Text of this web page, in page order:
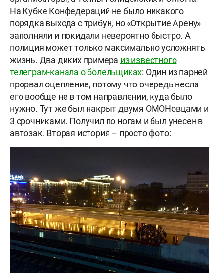
На Кубке Конфедераций не было никакого
порядка выхода с трибун, но «Открытие Арену»
заполняли и покидали невероятно быстро. А
полиция может только максимально усложнять
жизнь. Два диких примера из известного
телеграм-канала о болельщиках: Один из парней
прорвал оцепление, потому что очередь несла
его вообще не в том направлении, куда было
нужно. Тут же был накрыт двумя ОМОНовцами и
3 срочниками. Получил по ногам и был унесен в
автозак. Вторая история – просто фото: